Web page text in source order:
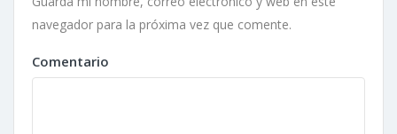
navegador para la próxima vez que comente.
Comentario